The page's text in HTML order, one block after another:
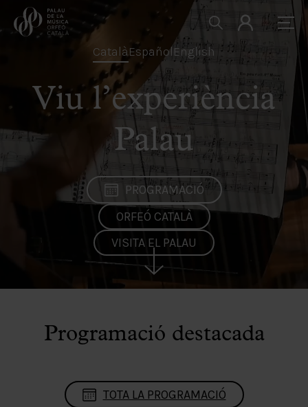
CatalàEspañolEnglish
Viu l’experiència
Palau
PROGRAMACIÓ
ORFEÓ CATALÀ
VISITA EL PALAU
Programació destacada
TOTA LA PROGRAMACIÓ